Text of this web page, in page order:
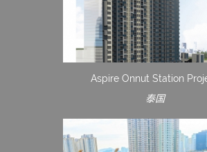
Aspire Onnut Station
泰国